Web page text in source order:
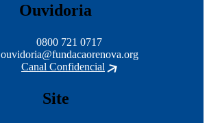
Ouvidoria
0800 721 0717
ouvidoria@fundacaorenova.org
Canal Confidencial
Site